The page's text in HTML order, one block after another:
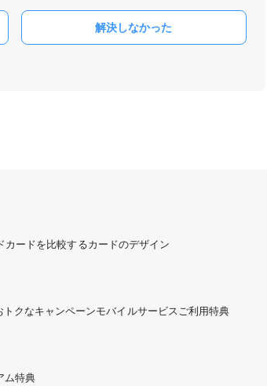
解決しなかった
カードを比較するカードのデザイン
トクなキャンペーンモバイルサービスご利用特典
ム特典